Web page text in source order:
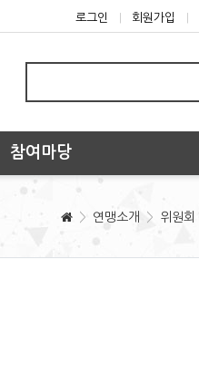
로그인 회원가입
참여마당
연맹소개 위원회